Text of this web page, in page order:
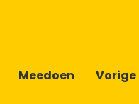
Meedoen